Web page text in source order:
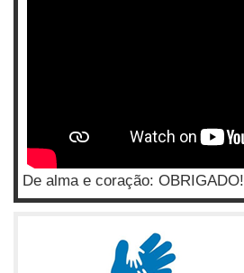
De alma e coração: OBRIGADO!